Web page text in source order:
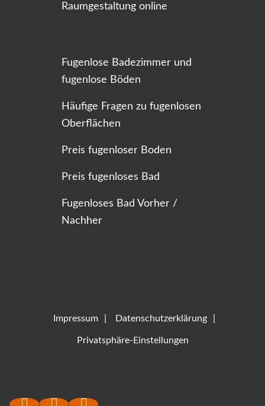
Raumgestaltung online
Fugenlose Badezimmer und
fugenlose Böden
Häufige Fragen zu fugenlosen
Oberflächen
Preis fugenloser Boden
Preis fugenloses Bad
Fugenloses Bad Vorher /
Nachher
Impressum Datenschutzerklärung
Privatsphäre-Einstellungen